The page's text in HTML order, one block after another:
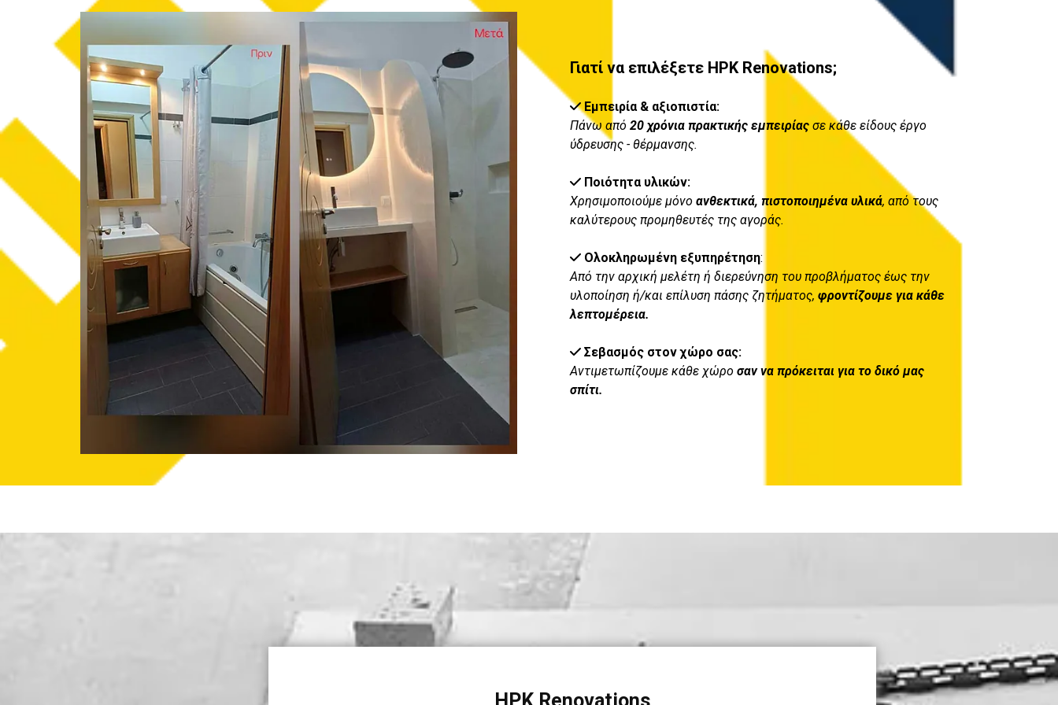
Γιατί να επιλέξετε HPK Renovations;
Εμπειρία & αξιοπιστία:
Πάνω από 20 χρόνια πρακτικής εμπειρίας σε κάθε είδους έργο
ύδρευσης - θέρμανσης.
 Ποιότητα υλικών:
Χρησιμοποιούμε μόνο ανθεκτικά, πιστοποιημένα υλικά, από τους
καλύτερους προμηθευτές της αγοράς.
 Ολοκληρωμένη εξυπηρέτηση:
Από την αρχική μελέτη ή διερεύνηση του προβλήματος έως την
υλοποίηση ή/και επίλυση πάσης ζητήματος, φροντίζουμε για κάθε
λεπτομέρεια.
 Σεβασμός στον χώρο σας:
Αντιμετωπίζουμε κάθε χώρο σαν να πρόκειται για το δικό μας
σπίτι.